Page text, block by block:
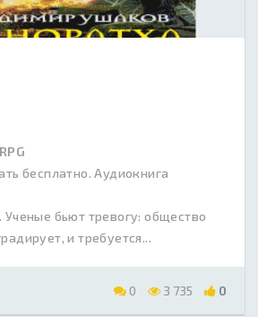
бесплатно. Аудиокнига
бьют тревогу: общество
и требуется...
0 3 735 0